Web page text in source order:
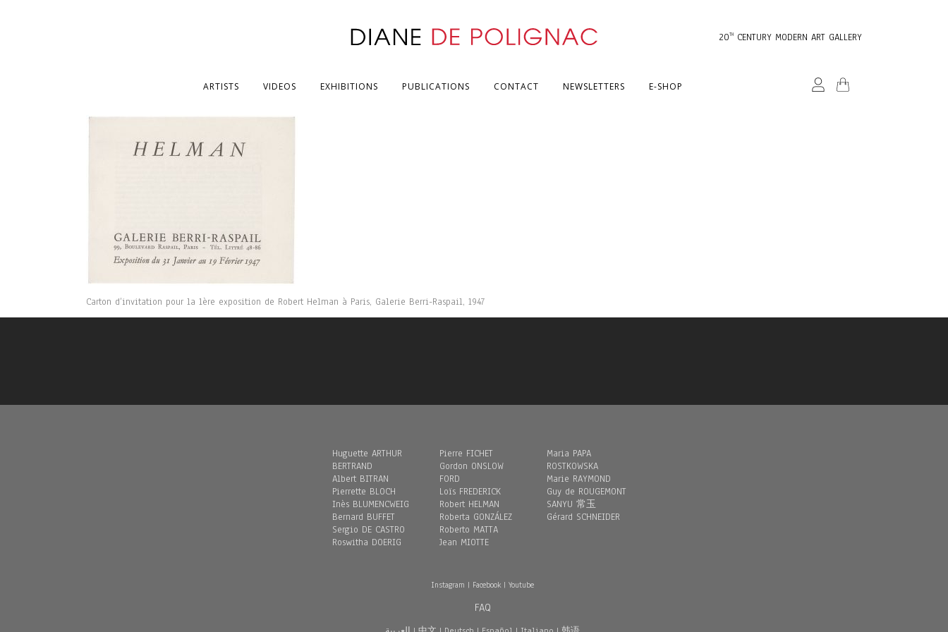
20TH CENTURY MODERN ART GALLERY
ARTISTS VIDEOS EXHIBITIONS PUBLICATIONS CONTACT NEWSLETTERS E-SHOP
Carton d’invitation pour la 1ère exposition de Robert Helman à Paris, Galerie Berri-Raspail, 1947
Huguette ARTHUR
BERTRAND
Albert BITRAN
Pierrette BLOCH
Inès BLUMENCWEIG
Bernard BUFFET
Sergio DE CASTRO
Roswitha DOERIG
Pierre FICHET
Gordon ONSLOW
FORD
Loïs FREDERICK
Robert HELMAN
Roberta GONZÁLEZ
Roberto MATTA
Jean MIOTTE
Maria PAPA
ROSTKOWSKA
Marie RAYMOND
Guy de ROUGEMONT
SANYU 常玉
Gérard SCHNEIDER
Instagram | Facebook|Youtube
FAQ